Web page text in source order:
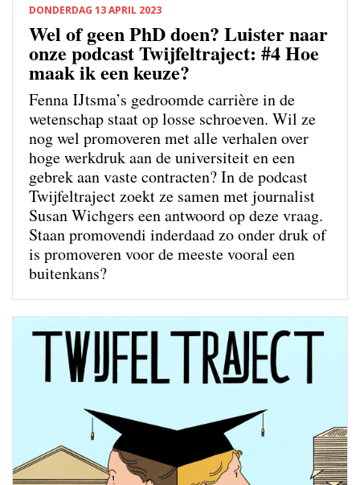
DONDERDAG 13 APRIL 2023
Wel of geen PhD doen? Luister naar
onze podcast Twijfeltraject: #4 Hoe
maak ik een keuze?
Fenna IJtsma’s gedroomde carrière in de
wetenschap staat op losse schroeven. Wil ze
nog wel promoveren met alle verhalen over
hoge werkdruk aan de universiteit en een
gebrek aan vaste contracten? In de podcast
Twijfeltraject zoekt ze samen met journalist
Susan Wichgers een antwoord op deze vraag.
Staan promovendi inderdaad zo onder druk of
is promoveren voor de meeste vooral een
buitenkans?